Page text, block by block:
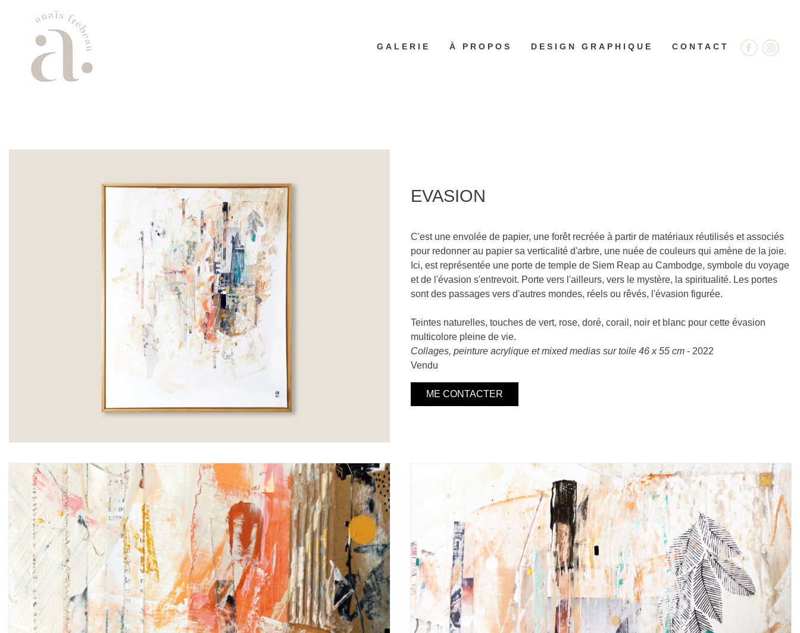
GALERIE À PROPOS DESIGN GRAPHIQUE CONTACT
EVASION
C'est une envolée de papier, une forêt recréée à partir de matériaux réutilisés et associés
pour redonner au papier sa verticalité d'arbre, une nuée de couleurs qui amène de la joie.
Ici, est représentée une porte de temple de Siem Reap au Cambodge, symbole du voyage
et de l'évasion s'entrevoit. Porte vers l'ailleurs, vers le mystère, la spiritualité. Les portes
sont des passages vers d'autres mondes, réels ou rêvés, l'évasion figurée.
Teintes naturelles, touches de vert, rose, doré, corail, noir et blanc pour cette évasion
multicolore pleine de vie.
Collages, peinture acrylique et mixed medias sur toile 46 x 55 cm- 2022
Vendu
ME CONTACTER